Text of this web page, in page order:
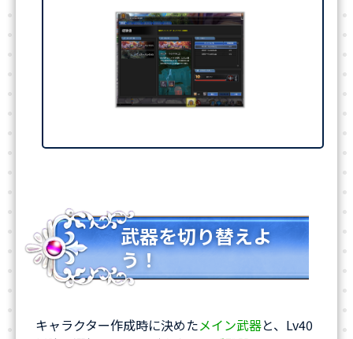
武器を切り替えよ
う！
キャラクター作成時に決めたメイン武器と、Lv40